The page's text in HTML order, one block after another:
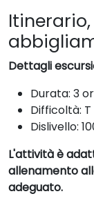
Dettagli
Durata: 3
Difficoltà: T
Dislivello:
L'attività è
allenamento
adeguato.